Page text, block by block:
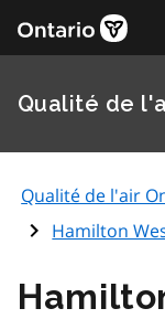
Qualité de
Qualité de l'air
Hamilton